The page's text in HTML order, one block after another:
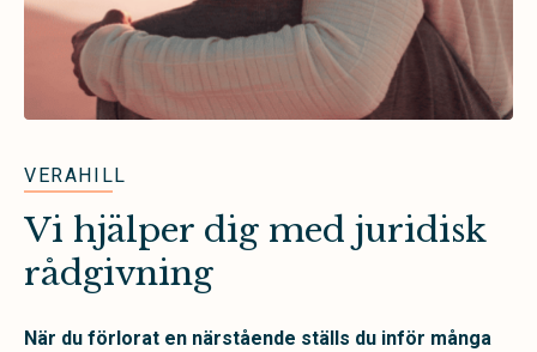
VERAHILL
Vi hjälper dig med juridisk
rådgivning
När du förlorat en närstående ställs du inför många